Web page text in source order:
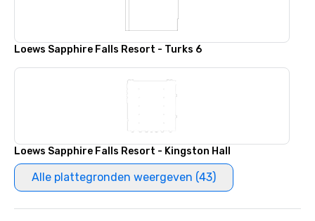
Loews Sapphire Falls Resort - Turks 6
Loews Sapphire Falls Resort - Kingston Hall
Alle plattegronden weergeven (43)